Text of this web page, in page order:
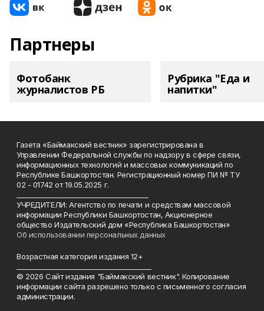
Партнеры
Фотобанк
журналистов РБ
Рубрика "Еда и
напитки"
Газета «Баймакский вестник» зарегистрирована в
Управлении Федеральной службы по надзору в сфере связи,
информационных технологий и массовых коммуникаций по
Республике Башкортостан. Регистрационный номер ПИ № ТУ
02 - 01742 от 19.05.2025 г.
УЧРЕДИТЕЛИ: Агентство по печати и средствам массовой
информации Республики Башкортостан, Акционерное
общество Издательский дом «Республика Башкортостан»
Об использовании персональных данных
Возрастная категория издания 12+
© 2026 Сайт издания "Баймакский вестник". Копирование
информации сайта разрешено только с письменного согласия
администрации.